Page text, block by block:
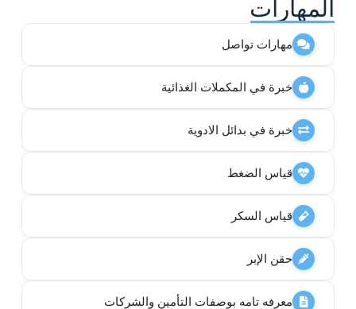
المهارات
مهارات تواصل
خبرة في المكملات الغذائية
خبرة في بدائل الادوية
قياس الضغط
قياس السكر
حقن الإبر
معرفه تامه بوصفات التأمين والشركات